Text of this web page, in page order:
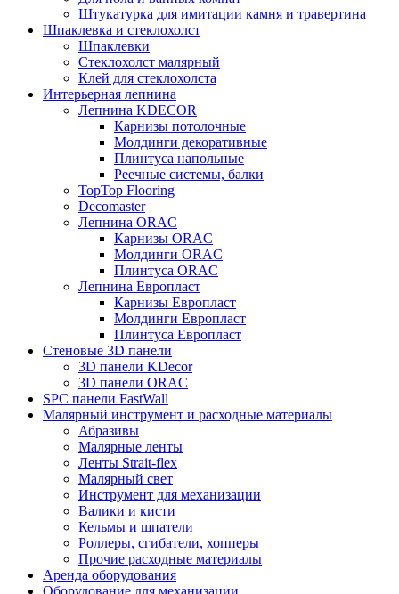
Штукатурка для имитации камня и травертина
Шпаклевка и стеклохолст
Шпаклевки
Стеклохолст малярный
Клей для стеклохолста
Интерьерная лепнина
Лепнина KDECOR
Карнизы потолочные
Молдинги декоративные
Плинтуса напольные
Реечные системы, балки
TopTop Flooring
Decomaster
Лепнина ORAC
Карнизы ORAC
Молдинги ORAC
Плинтуса ORAC
Лепнина Европласт
Карнизы Европласт
Молдинги Европласт
Плинтуса Европласт
Стеновые 3D панели
3D панели KDecor
3D панели ORAC
SPC панели FastWall
Малярный инструмент и расходные материалы
Абразивы
Малярные ленты
Ленты Strait-flex
Малярный свет
Инструмент для механизации
Валики и кисти
Кельмы и шпатели
Роллеры, сгибатели, хопперы
Прочие расходные материалы
Аренда оборудования
Оборудование для механизации